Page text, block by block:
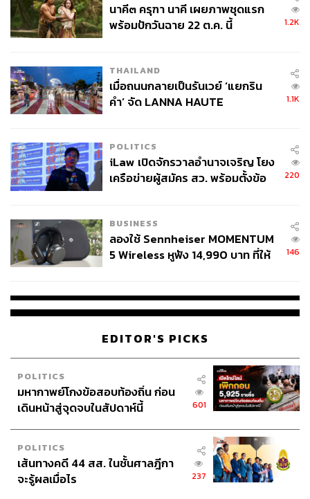
แต่เขาให้คำมั่นว่า ในปีต่อๆ ไปหลังจากนี้ รัฐบาลของเขาจะ
ปัญหาที่อยู่อาศัยราคาแพง
ในทำนองเดียวกัน แม้ว่าอัลบาเนซีจะเผชิญเสียงวิพากษ์
ในช่วงสมัยแรก แต่อัลบาเนซีก็เน้นย้ำถึงความมุ่งมั่นในการ
ดำเนินการรับมือวิกฤตการเปลี่ยนแปลงด้านสภาพอากาศ
และย้ำความสำคัญของพลังงานหมุนเวียน ที่เขาเชื่อมั่นว่า
เป็นโอกาสเพื่ออนาคตเศรษฐกิจของออสเตรเลีย
ภาพ:AAP Image/Lukas Coch/via REUTERS
อ้างอิง:
https://edition.cnn.com/2025/05/04/australia/australia
https://www.wsj.com/world/first-canada-now-australia
-the-trump-factor-boosts-another-world-leader-in-a-cl
Anthony Albanese
Donald Trump
Australia ค่าครองชีพ
นาคี๓ ครุฑา นาคี เผยภาพชุดแรก
พร้อมปักวันฉาย 22 ต.ค. นี้
1.2K
THAILAND
เมื่อถนนกลายเป็นรันเวย์ ‘แยกริน
คำ’ จัด LANNA HAUTE
1.1K
POLITICS
iLaw เปิดจักรวาลอำนาจเจริญ โยง
เครือข่ายผู้สมัคร สว. พร้อมตั้งข้อ
220
BUSINESS
ลองใช้ Sennheiser MOMENTUM
5 Wireless หูฟัง 14,990 บาท ที่ให้
146
EDITOR'S PICKS
POLITICS
มหากาพย์โกงข้อสอบท้องถิ่น ก่อน
เดินหน้าสู่จุดจบในสัปดาห์นี้
601
POLITICS
เส้นทางคดี 44 สส. ในชั้นศาลฎีกา
จะรู้ผลเมื่อไร
237